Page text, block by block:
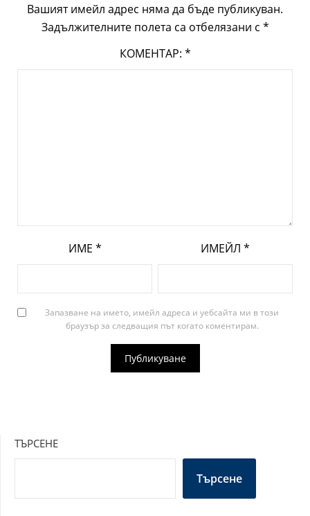
Вашият имейл адрес няма да бъде публикуван.
Задължителните полета са отбелязани с *
КОМЕНТАР: *
ИМЕ * ИМЕЙЛ *
Запазване на името, имейл адреса и уебсайта ми в този
браузър за следващия път когато коментирам.
ТЪРСЕНЕ
Търсене